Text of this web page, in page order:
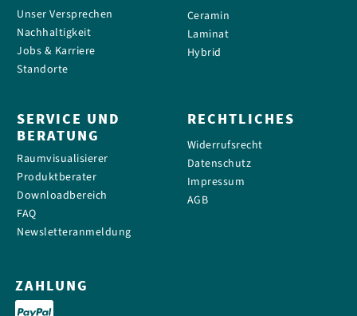
Unser Versprechen
Nachhaltigkeit
Jobs & Karriere
Standorte
Ceramin
Laminat
Hybrid
SERVICE UND
BERATUNG
Raumvisualisierer
Produktberater
Downloadbereich
FAQ
Newsletteranmeldung
RECHTLICHES
Widerrufsrecht
Datenschutz
Impressum
AGB
ZAHLUNG